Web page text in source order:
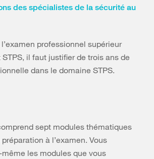
des spécialistes de la sécurité au
l’examen professionnel supérieur
STPS, il faut justifier de trois ans de
dans le domaine STPS.
sept modules thématiques
à l’examen. Vous
les modules que vous